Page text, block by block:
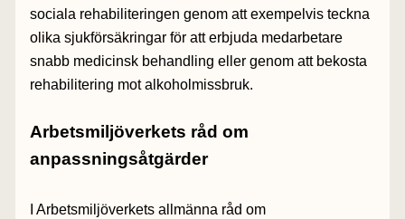
sociala rehabiliteringen genom att exempelvis teckna
olika sjukförsäkringar för att erbjuda medarbetare
snabb medicinsk behandling eller genom att bekosta
rehabilitering mot alkoholmissbruk.
Arbetsmiljöverkets råd om
anpassningsåtgärder
I Arbetsmiljöverkets allmänna råd om